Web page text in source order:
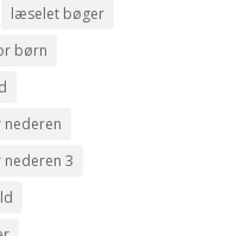
læselet bøger
børn
nederen
nederen 3